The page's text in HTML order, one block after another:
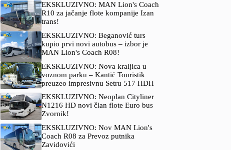
EKSKLUZIVNO: MAN Lion's Coach
R10 za jačanje flote kompanije Izan
trans!
EKSKLUZIVNO: Beganović turs
kupio prvi novi autobus – izbor je
MAN Lion's Coach R08!
EKSKLUZIVNO: Nova kraljica u
voznom parku – Kantić Touristik
preuzeo impresivnu Setru 517 HDH
EKSKLUZIVNO: Neoplan Cityliner
N1216 HD novi član flote Euro bus
Zvornik!
EKSKLUZIVNO: Nov MAN Lion's
Coach R08 za Prevoz putnika
Zavidovići